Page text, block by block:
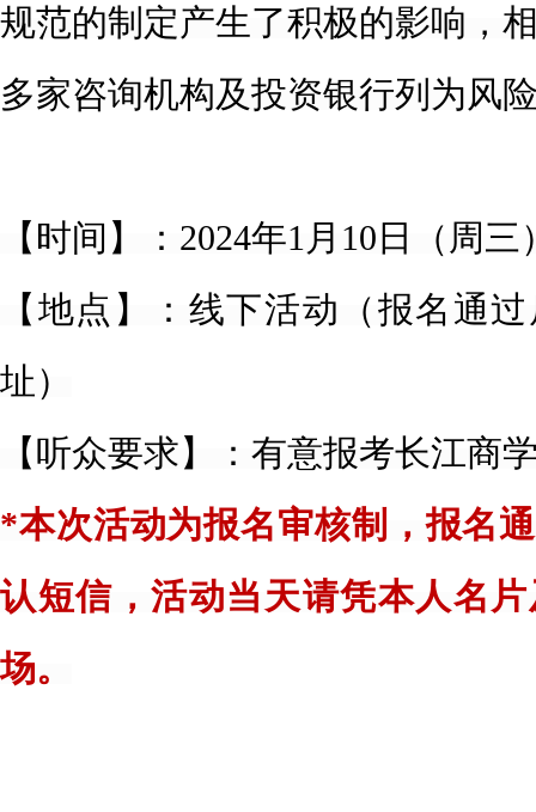
规范的制定产生了积极的影响，
多家咨询机构及投资银行列为风
【时间】： 2024年1月 10日（周三
【地点】：线下活动（报名通
址）
【听众要求】：有意报考长江商
*本次活动为报名审核制，报名
认短信，活动当天请凭本人名
场。